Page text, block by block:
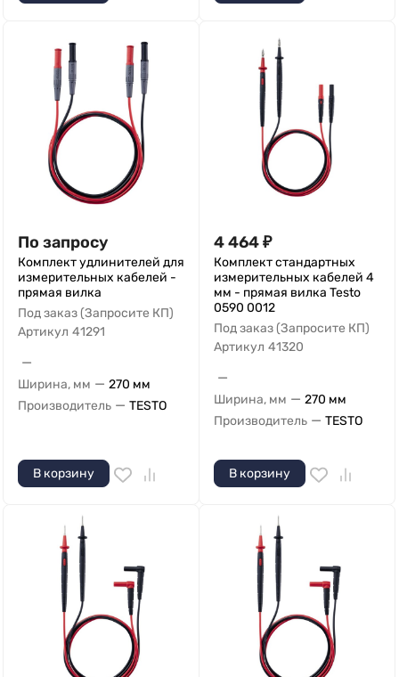
По запросу
Комплект удлинителей для
измерительных кабелей -
прямая вилка
Под заказ (Запросите КП)
Артикул 41291
—
Ширина, мм — 270 мм
Производитель — TESTO
В корзину
4 464₽
Комплект стандартных
измерительных кабелей 4
мм - прямая вилка Testo
0590 0012
Под заказ (Запросите КП)
Артикул 41320
—
Ширина, мм — 270 мм
Производитель — TESTO
В корзину